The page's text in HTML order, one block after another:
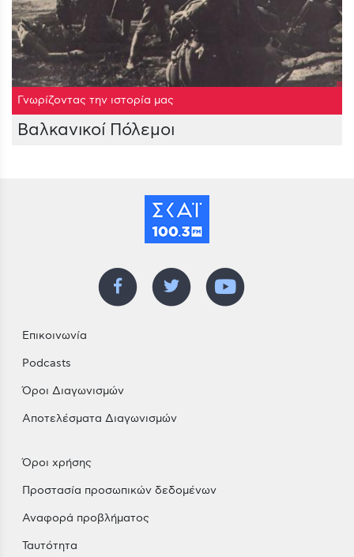
Γνωρίζοντας την ιστορία μας
Βαλκανικοί Πόλεμοι
Επικοινωνία
Podcasts
Όροι Διαγωνισμών
Αποτελέσματα Διαγωνισμών
Όροι χρήσης
Προστασία προσωπικών δεδομένων
Αναφορά προβλήματος
Ταυτότητα